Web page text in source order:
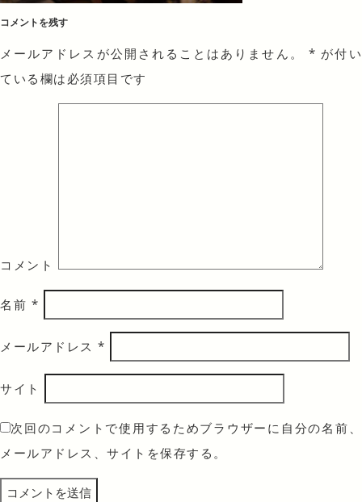
コメントを残す
メールアドレスが公開されることはありません。 * が付い
ている欄は必須項目です
コメント
名前 *
メールアドレス *
サイト
次回のコメントで使用するためブラウザーに自分の名前、
メールアドレス、サイトを保存する。